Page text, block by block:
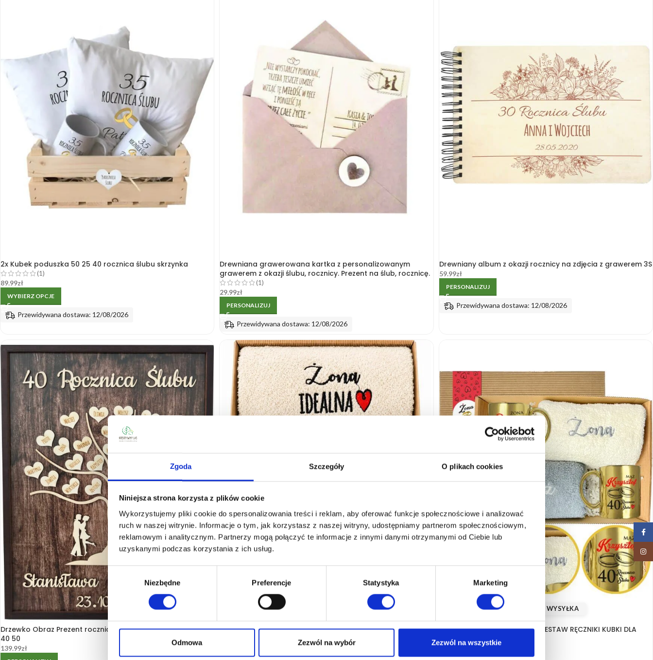
Zgoda Szczegóły O plikach cookies
Niniejsza strona korzysta z plików cookie
Wykorzystujemy pliki cookie do spersonalizowania treści i reklam, aby oferować funkcje społecznościowe i analizować
ruch w naszej witrynie. Informacje o tym, jak korzystasz z naszej witryny, udostępniamy partnerom społecznościowym,
reklamowym i analitycznym. Partnerzy mogą połączyć te informacje z innymi danymi otrzymanymi od Ciebie lub
uzyskanymi podczas korzystania z ich usług.
Wybór
Niezbędne Preferencje Statystyka Marketing
Odmowa Zezwól na wybór Zezwól na wszystkie
2x Kubek poduszka 50 25 40 rocznica ślubu skrzynka
(1)
89.99zł
WYBIERZ OPCJE
Przewidywana dostawa: 12/08/2026
Drewniana grawerowana kartka z personalizowanym
grawerem z okazji ślubu, rocznicy. Prezent na ślub, rocznicę.
(1)
29.99zł
PERSONALIZUJ
Przewidywana dostawa: 12/08/2026
Drewniany album z okazji rocznicy na zdjęcia z grawerem 3S
59.99zł
PERSONALIZUJ
Przewidywana dostawa: 12/08/2026
Drzewko Obraz Prezent rocznica ślubu jubileusz 10 20 25 30
40 50
139.99zł
Komplet Mąż Doskonały i Żona Idealna: kubki, ręczniki i
SZYBKA WYSYŁKA
PREZENT NA ROCZNICĘ ŚLUBU ZESTAW RĘCZNIKI KUBKI DLA
PARY ZŁOTY KUBEK HAFT BOX
(1)
119.99zł